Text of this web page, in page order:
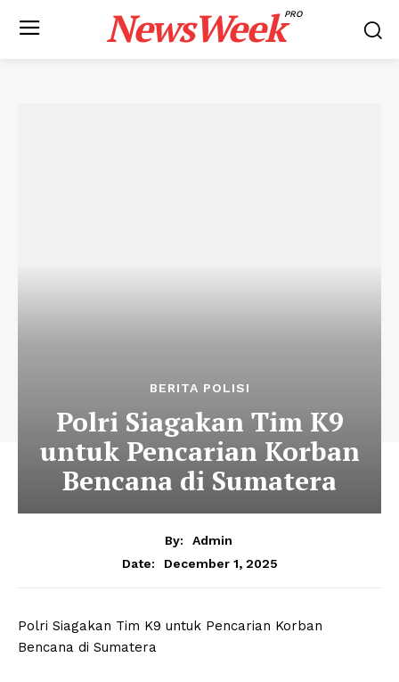
NewsWeekPRO
BERITA POLISI
Polri Siagakan Tim K9
untuk Pencarian Korban
Bencana di Sumatera
By:
Admin
Date:
December 1, 2025
Polri Siagakan Tim K9 untuk Pencarian Korban
Bencana di Sumatera